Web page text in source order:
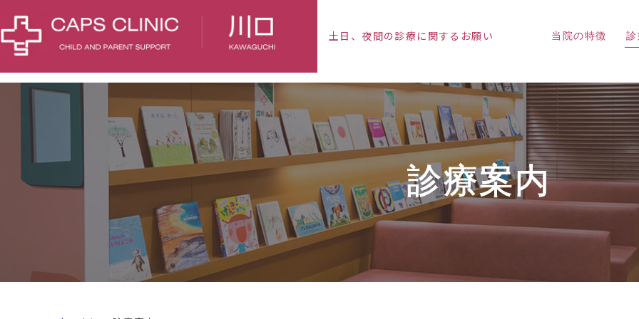
土日、夜間の診療に関するお願い 当院の特徴 診
診療案内